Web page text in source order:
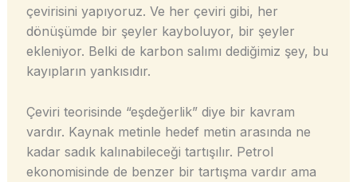
çevirisini yapıyoruz. Ve her çeviri gibi, her
dönüşümde bir şeyler kayboluyor, bir şeyler
ekleniyor. Belki de karbon salımı dediğimiz şey, bu
kayıpların yankısıdır.
Çeviri teorisinde “eşdeğerlik” diye bir kavram
vardır. Kaynak metinle hedef metin arasında ne
kadar sadık kalınabileceği tartışılır. Petrol
ekonomisinde de benzer bir tartışma vardır ama